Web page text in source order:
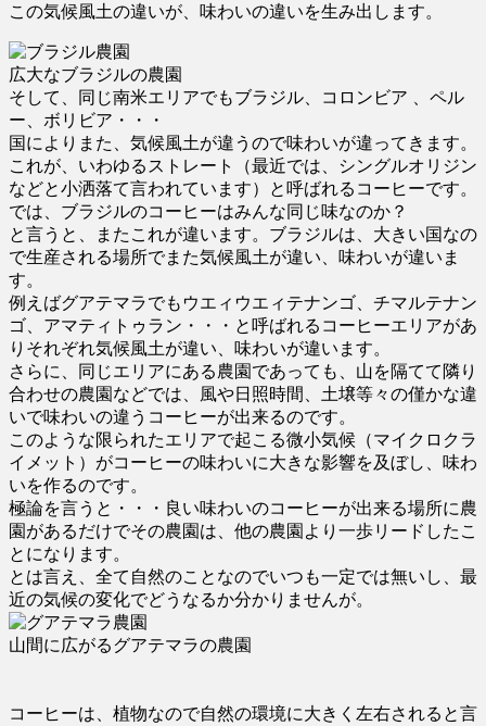
この気候風土の違いが、味わいの違いを生み出します。
広大なブラジルの農園
そして、同じ南米エリアでもブラジル、コロンビア 、ペル
ー、ボリビア・・・
国によりまた、気候風土が違うので味わいが違ってきます。
これが、いわゆるストレート（最近では、シングルオリジン
などと小洒落て言われています）と呼ばれるコーヒーです。
では、ブラジルのコーヒーはみんな同じ味なのか？
と言うと、またこれが違います。ブラジルは、大きい国なの
で生産される場所でまた気候風土が違い、味わいが違いま
す。
例えばグアテマラでもウエィウエィテナンゴ、チマルテナン
ゴ、アマティトゥラン・・・と呼ばれるコーヒーエリアがあ
りそれぞれ気候風土が違い、味わいが違います。
さらに、同じエリアにある農園であっても、山を隔てて隣り
合わせの農園などでは、風や日照時間、土壌等々の僅かな違
いで味わいの違うコーヒーが出来るのです。
このような限られたエリアで起こる微小気候（マイクロクラ
イメット）がコーヒーの味わいに大きな影響を及ぼし、味わ
いを作るのです。
極論を言うと・・・良い味わいのコーヒーが出来る場所に農
園があるだけでその農園は、他の農園より一歩リードしたこ
とになります。
とは言え、全て自然のことなのでいつも一定では無いし、最
近の気候の変化でどうなるか分かりませんが。
山間に広がるグアテマラの農園
コーヒーは、植物なので自然の環境に大きく左右されると言